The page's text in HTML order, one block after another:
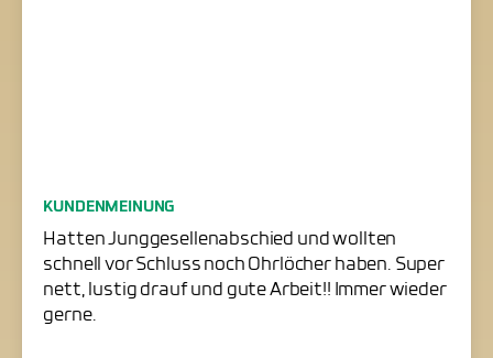
Junggesellenabschied
erfolgreich gerettet
KUNDENMEINUNG
Hatten Junggesellenabschied und wollten
schnell vor Schluss noch Ohrlöcher haben. Super
nett, lustig drauf und gute Arbeit!! Immer wieder
gerne.